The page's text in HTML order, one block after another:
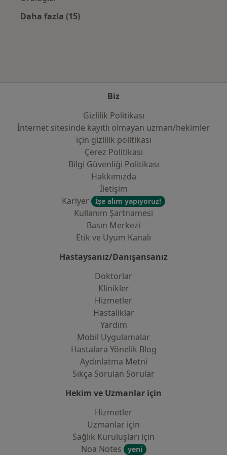
Daha fazla (15)
Biz
Gizlilik Politikası
İnternet sitesinde kayıtlı olmayan uzman/hekimler
i̇çin gizlilik politikası
Çerez Politikası
Bilgi Güvenliği Politikası
Hakkımızda
İletişim
Kariyer
İşe alım yapıyoruz!
Kullanım Şartnamesi
Basın Merkezi
Etik ve Uyum Kanalı
Hastaysanız/Danışansanız
Doktorlar
Klinikler
Hizmetler
Hastaliklar
Yardım
Mobil Uygulamalar
Hastalara Yönelik Blog
Aydınlatma Metni
Sıkça Sorulan Sorular
Hekim ve Uzmanlar için
Hizmetler
Uzmanlar için
Sağlık Kuruluşları için
Noa Notes
yeni